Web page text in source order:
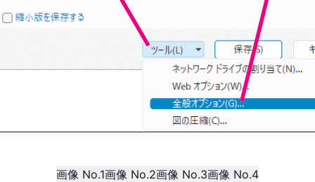
画像 No.1画像 No.2画像 No.3画像 No.4